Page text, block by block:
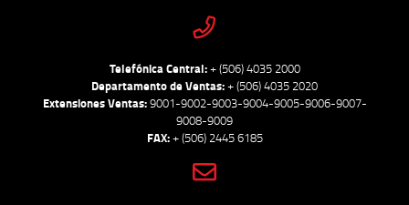
Telefónica Central:+ (506) 4035 2000
Departamento de Ventas:+ (506) 4035 2020
Extensiones Ventas:9001-9002-9003-9004-9005-9006-9007-
9008-9009
FAX:+ (506) 2445 6185